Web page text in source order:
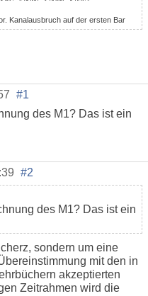
Kanalausbruch auf der ersten Bar
#1
des M1? Das ist ein
#2
des M1? Das ist ein
sondern um eine
mit den in
akzeptierten
Zeitrahmen wird die